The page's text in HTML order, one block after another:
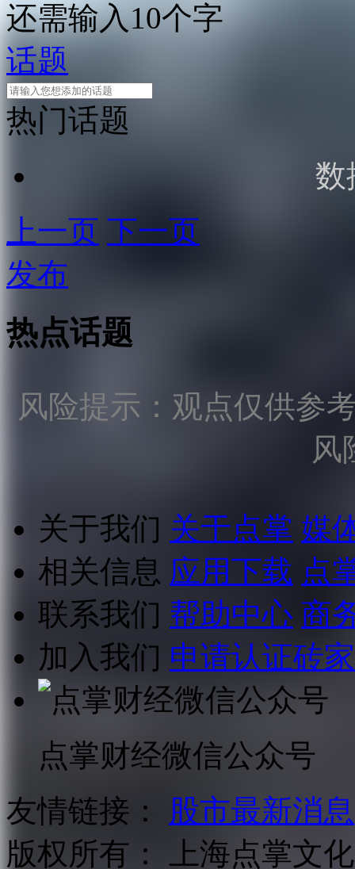
还需输入10个字
话题
热门话题
数
上一页 下一页
发布
热点话题
风险提示：观点仅供参
风
关于我们 关于点掌 媒
相关信息 应用下载 点
联系我们 帮助中心 商
加入我们 申请认证砖家
点掌财经微信公众号
友情链接：
股市最新消息
版权所有：
上海点掌文